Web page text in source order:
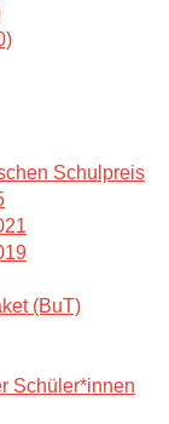
Schulpreis
(BuT)
Schüler*innen